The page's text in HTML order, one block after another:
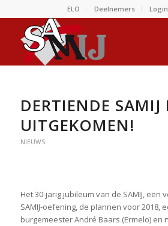
ELO Deelnemers Login
DERTIENDE SAMIJ
UITGEKOMEN!
NIEUWS
Het 30-jarig jubileum van de SAMIJ, een
SAMIJ-oefening, de plannen voor 2018,
burgemeester André Baars (Ermelo) en